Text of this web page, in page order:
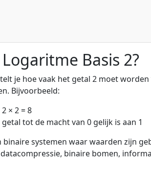
Basis 2?
je hoe vaak het getal 2 moet
Bijvoorbeeld:
× 2 = 8
tot de macht van 0 gelijk is aan 1
binaire systemen waar waarden zijn
binaire bomen,